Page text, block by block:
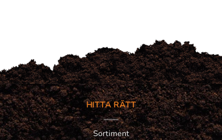
HITTA RÄTT
Sortiment